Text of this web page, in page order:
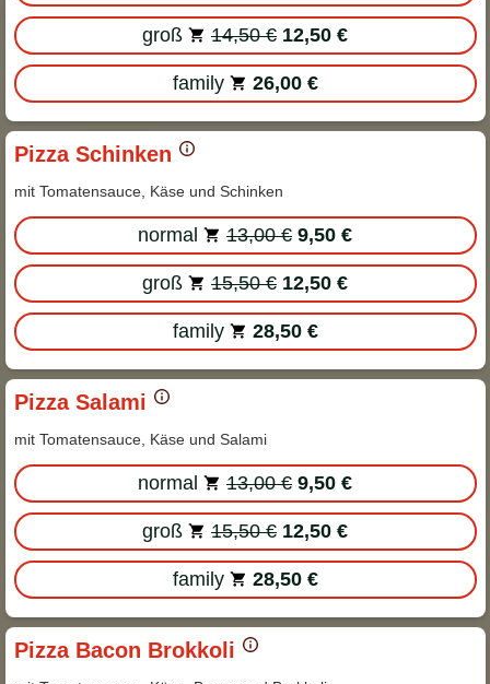
groß 14,50 € 12,50 €
family 26,00 €
Pizza Schinken
mit Tomatensauce, Käse und Schinken
normal 13,00 € 9,50 €
groß 15,50 € 12,50 €
family 28,50 €
Pizza Salami
mit Tomatensauce, Käse und Salami
normal 13,00 € 9,50 €
groß 15,50 € 12,50 €
family 28,50 €
Pizza Bacon Brokkoli